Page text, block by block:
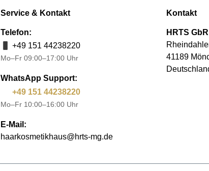
Service & Kontakt
Telefon:
+49 151 44238220
Mo–Fr 09:00–17:00 Uhr
WhatsApp Support:
+49 151 44238220
Mo–Fr 10:00–16:00 Uhr
E-Mail:
haarkosmetikhaus@hrts-mg.de
Kontakt
HRTS GbR
41189